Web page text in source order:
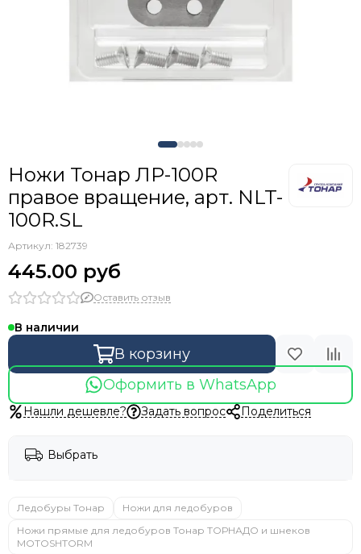
Ножи Тонар ЛР-100R
правое вращение, арт. NLT-
100R.SL
Артикул: 182739
445.00 руб
Оставить отзыв
В наличии
В корзину
Оформить в WhatsApp
Нашли дешевле? Задать вопрос Поделиться
Выбрать
Ледобуры Тонар
Ножи для ледобуров
Ножи прямые для ледобуров Тонар ТОРНАДО и шнеков
MOTOSHTORM